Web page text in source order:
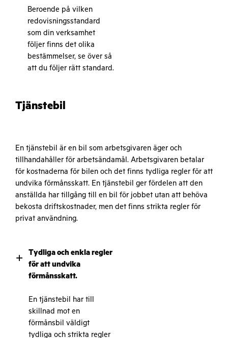
Beroende på vilken
redovisningsstandard
som din verksamhet
följer finns det olika
bestämmelser, se över så
att du följer rätt standard.
Tjänstebil
En tjänstebil är en bil som arbetsgivaren äger och
tillhandahåller för arbetsändamål. Arbetsgivaren betalar
för kostnaderna för bilen och det finns tydliga regler för att
undvika förmånsskatt. En tjänstebil ger fördelen att den
anställda har tillgång till en bil för jobbet utan att behöva
bekosta driftskostnader, men det finns strikta regler för
privat användning.
+
Tydliga och enkla regler
för att undvika
förmånsskatt.
En tjänstebil har till
skillnad mot en
förmånsbil väldigt
tydliga och strikta regler